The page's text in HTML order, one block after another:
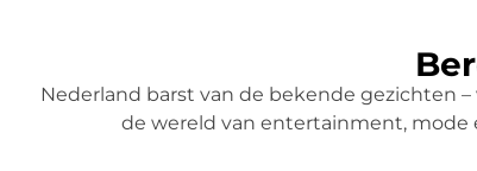
Nederland barst van de bekende gezichten
de wereld van entertainment, mode